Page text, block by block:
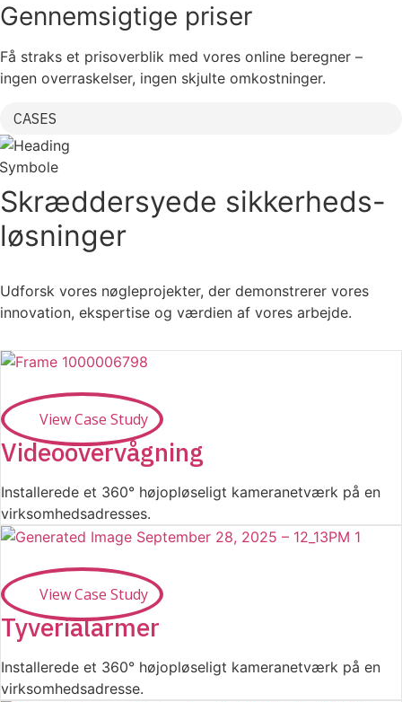
Gennemsigtige priser
Få straks et prisoverblik med vores online beregner –
ingen overraskelser, ingen skjulte omkostninger.
CASES
Skræddersyede sikkerheds-
løsninger
Udforsk vores nøgleprojekter, der demonstrerer vores
innovation, ekspertise og værdien af vores arbejde.
View Case Study
Videoovervågning
Installerede et 360° højopløseligt kameranetværk på en
virksomhedsadresses.
View Case Study
Tyverialarmer
Installerede et 360° højopløseligt kameranetværk på en
virksomhedsadresse.